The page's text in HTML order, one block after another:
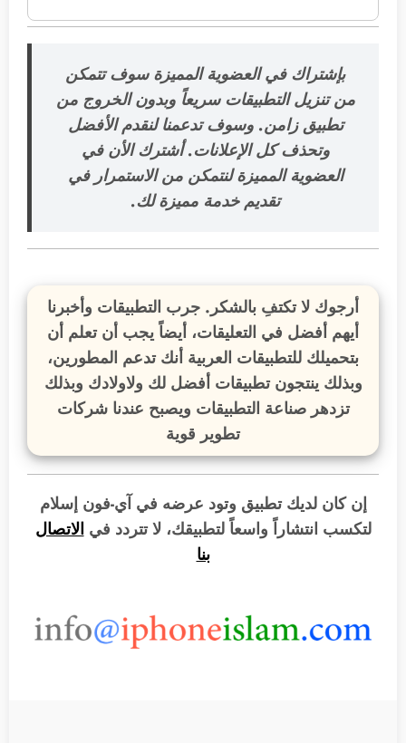
بإشتراك في العضوية المميزة سوف تتمكن
من تنزيل التطبيقات سريعاً وبدون الخروج من
تطبيق زامن. وسوف تدعمنا لنقدم الأفضل
وتحذف كل الإعلانات. أشترك الأن في
العضوية المميزةلنتمكن من الاستمرار في
تقديم خدمة مميزة لك.
أرجوك لا تكتفِ بالشكر. جرب التطبيقات وأخبرنا
أيهم أفضل في التعليقات، أيضاً يجب أن تعلم أن
بتحميلك للتطبيقات العربية أنك تدعم المطورين،
وبذلك ينتجون تطبيقات أفضل لك ولاولادك وبذلك
تزدهر صناعة التطبيقات ويصبح عندنا شركات
تطوير قوية
إن كان لديك تطبيق وتود عرضه في آي-فون إسلام
لتكسب انتشاراً واسعاً لتطبيقك، لا تتردد فيالاتصال
بنا